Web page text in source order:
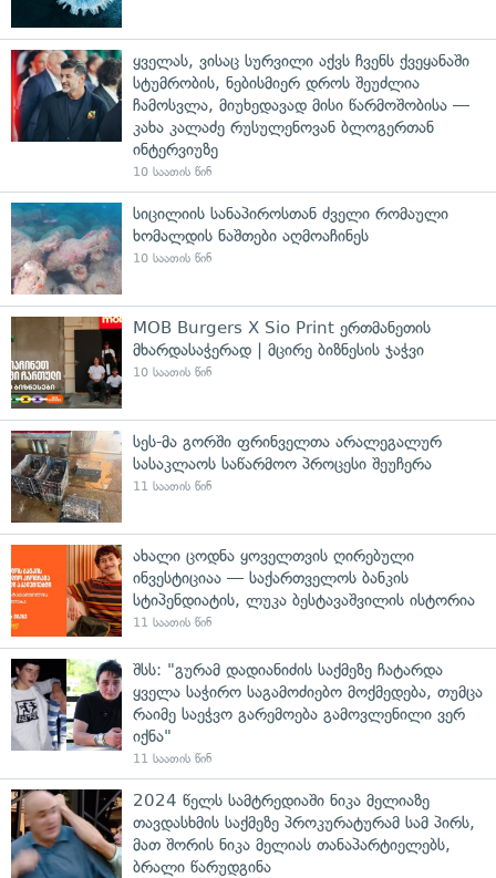
ყველას, ვისაც სურვილი აქვს ჩვენს ქვეყანაში
სტუმრობის, ნებისმიერ დროს შეუძლია
ჩამოსვლა, მიუხედავად მისი წარმოშობისა —
კახა კალაძე რუსულენოვან ბლოგერთან
ინტერვიუზე
10 საათის წინ
სიცილიის სანაპიროსთან ძველი რომაული
ხომალდის ნაშთები აღმოაჩინეს
10 საათის წინ
MOB Burgers X Sio Print ერთმანეთის
მხარდასაჭერად | მცირე ბიზნესის ჯაჭვი
10 საათის წინ
სეს-მა გორში ფრინველთა არალეგალურ
სასაკლაოს საწარმოო პროცესი შეუჩერა
11 საათის წინ
ახალი ცოდნა ყოველთვის ღირებული
ინვესტიციაა — საქართველოს ბანკის
სტიპენდიატის, ლუკა ბესტავაშვილის ისტორია
11 საათის წინ
შსს: "გურამ დადიანიძის საქმეზე ჩატარდა
ყველა საჭირო საგამოძიებო მოქმედება, თუმცა
რაიმე საეჭვო გარემოება გამოვლენილი ვერ
იქნა"
11 საათის წინ
2024 წელს სამტრედიაში ნიკა მელიაზე
თავდასხმის საქმეზე პროკურატურამ სამ პირს,
მათ შორის ნიკა მელიას თანაპარტიელებს,
ბრალი წარუდგინა